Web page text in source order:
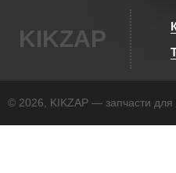
KIKZAP
© 2026, KIKZAP — запчасти для